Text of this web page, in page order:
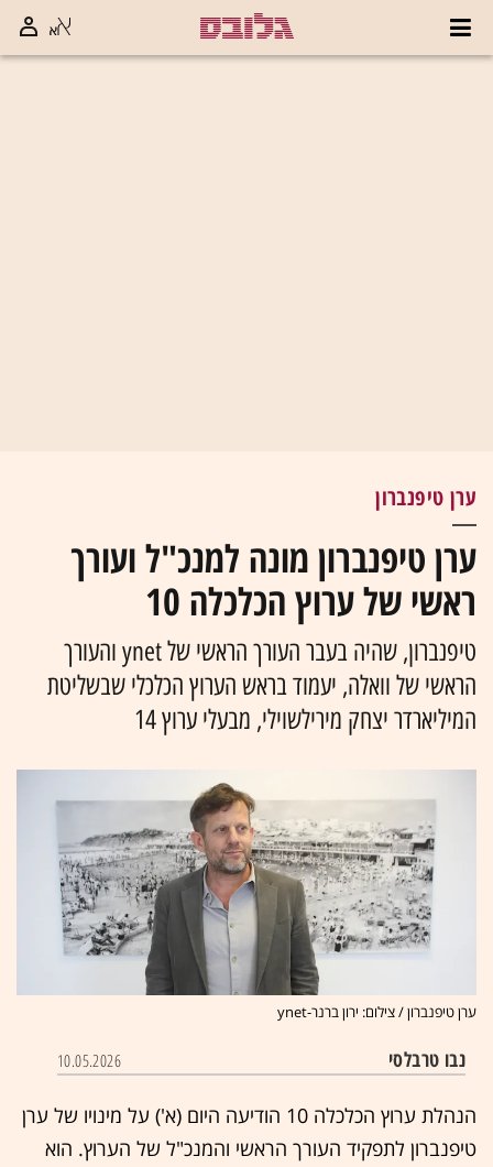
ערן טיפנברון
ערן טיפנברון מונה למנכ"ל ועורך
ראשי של ערוץ הכלכלה 10
טיפנברון, שהיה בעבר העורך הראשי של ynet והעורך
הראשי של וואלה, יעמוד בראש הערוץ הכלכלי שבשליטת
המיליארדר יצחק מירילשוילי, מבעלי ערוץ 14
ערן טיפנברון / צילום: ירון ברנר-ynet
נבו טרבלסי 10.05.2026
הנהלת ערוץ הכלכלה 10 הודיעה היום (א') על מינויו של ערן
טיפנברון לתפקיד העורך הראשי והמנכ"ל של הערוץ. הוא